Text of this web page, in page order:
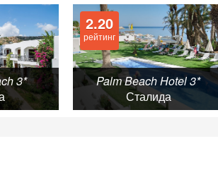
3*
2.20
рейтинг
Palm Beach Hotel 3*
Сталида